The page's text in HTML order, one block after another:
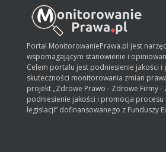
Portal MonitorowaniePrawa.pl jest
wspomagającym stanowienie i
Celem portalu jest podniesienie jakości i
skuteczności monitorowania zmian
projekt „Zdrowe Prawo - Zdrowe Firmy -
podniesienie jakości i promocja
legislacji” dofinansowanego z Funduszy